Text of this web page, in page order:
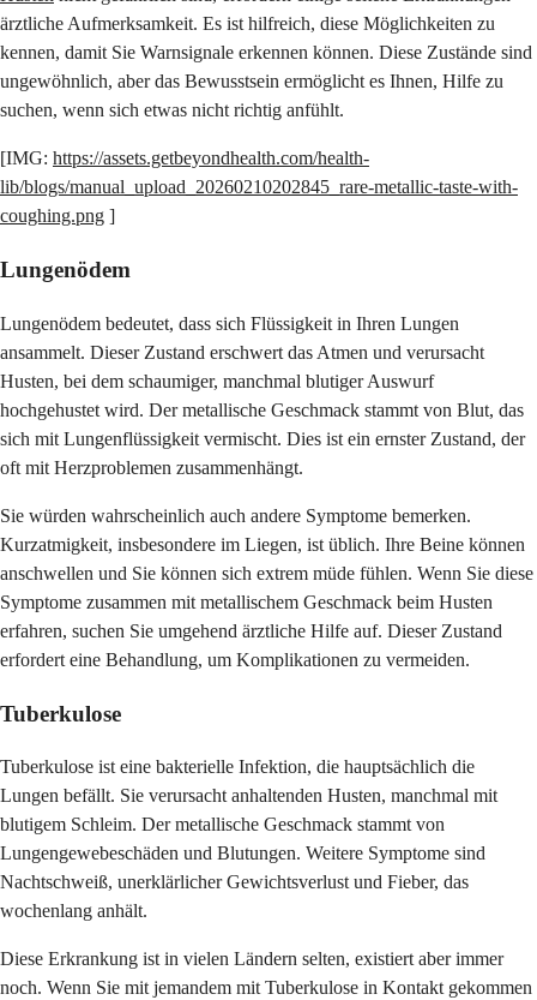
ärztliche Aufmerksamkeit. Es ist hilfreich, diese Möglichkeiten zu
kennen, damit Sie Warnsignale erkennen können. Diese Zustände sind
ungewöhnlich, aber das Bewusstsein ermöglicht es Ihnen, Hilfe zu
suchen, wenn sich etwas nicht richtig anfühlt.
[IMG: https://assets.getbeyondhealth.com/health-
lib/blogs/manual_upload_20260210202845_rare-metallic-taste-with-
coughing.png ]
Lungenödem
Lungenödem bedeutet, dass sich Flüssigkeit in Ihren Lungen
ansammelt. Dieser Zustand erschwert das Atmen und verursacht
Husten, bei dem schaumiger, manchmal blutiger Auswurf
hochgehustet wird. Der metallische Geschmack stammt von Blut, das
sich mit Lungenflüssigkeit vermischt. Dies ist ein ernster Zustand, der
oft mit Herzproblemen zusammenhängt.
Sie würden wahrscheinlich auch andere Symptome bemerken.
Kurzatmigkeit, insbesondere im Liegen, ist üblich. Ihre Beine können
anschwellen und Sie können sich extrem müde fühlen. Wenn Sie diese
Symptome zusammen mit metallischem Geschmack beim Husten
erfahren, suchen Sie umgehend ärztliche Hilfe auf. Dieser Zustand
erfordert eine Behandlung, um Komplikationen zu vermeiden.
Tuberkulose
Tuberkulose ist eine bakterielle Infektion, die hauptsächlich die
Lungen befällt. Sie verursacht anhaltenden Husten, manchmal mit
blutigem Schleim. Der metallische Geschmack stammt von
Lungengewebeschäden und Blutungen. Weitere Symptome sind
Nachtschweiß, unerklärlicher Gewichtsverlust und Fieber, das
wochenlang anhält.
Diese Erkrankung ist in vielen Ländern selten, existiert aber immer
noch. Wenn Sie mit jemandem mit Tuberkulose in Kontakt gekommen